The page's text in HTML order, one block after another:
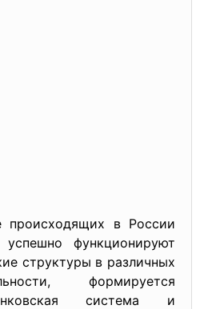
в России
функционируют
структуры в различных
формируется
система и